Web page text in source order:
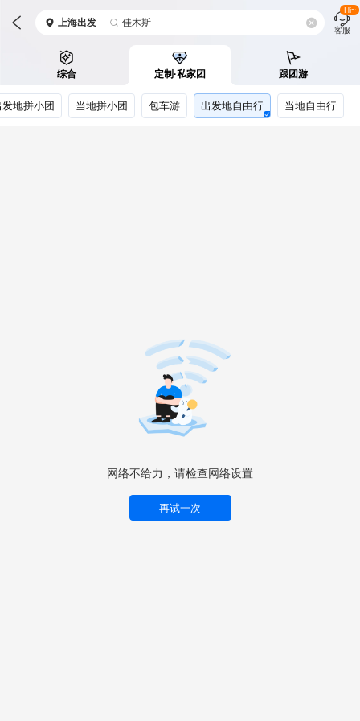
上海出发 佳木斯
客服
Hi~
综合 定制·私家团 跟团游
发地拼小团 当地拼小团 包车游 出发地自由行 当地自由行
网络不给力，请检查网络设置
再试一次